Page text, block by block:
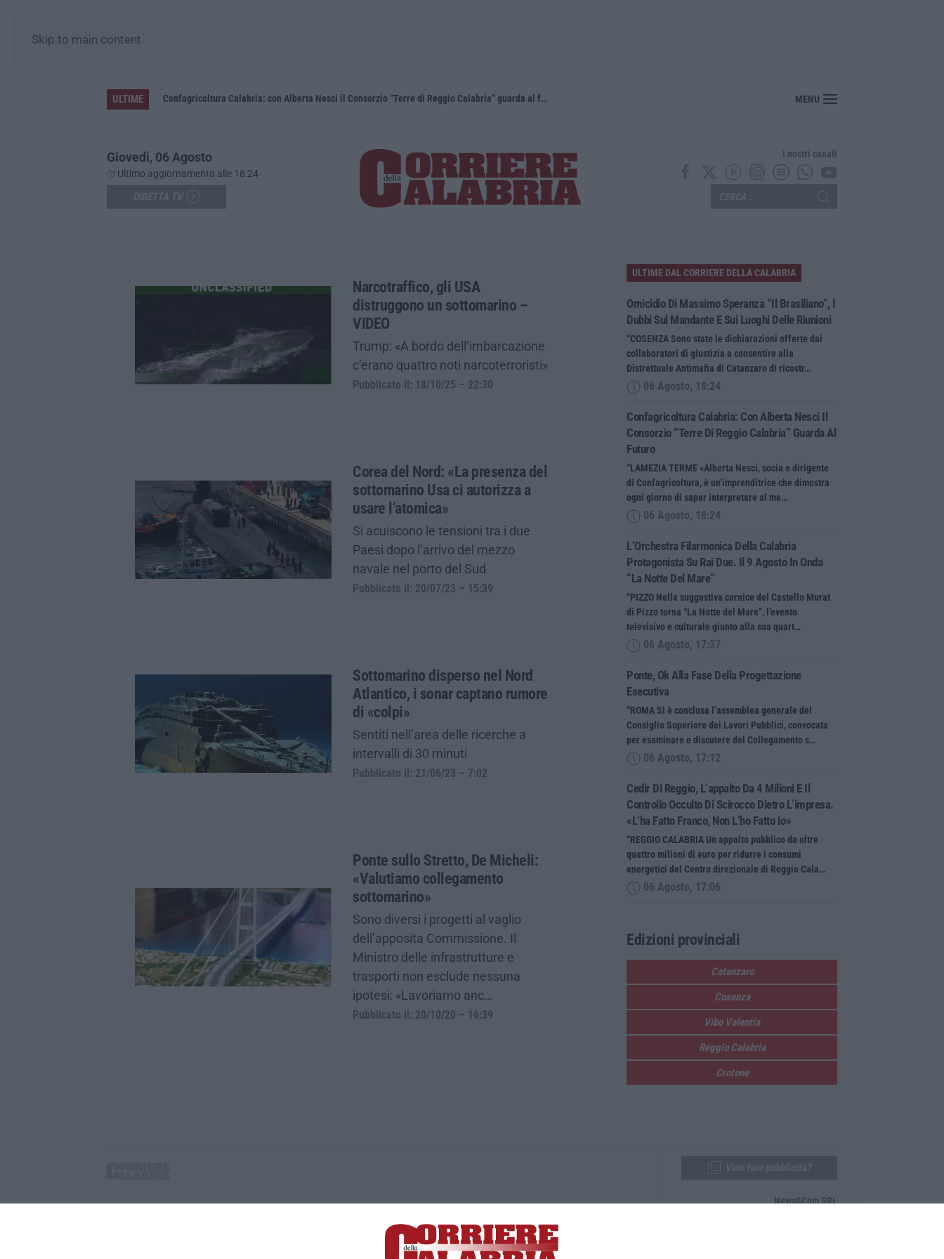
Skip to main content
ULTIME
e sui luoghi delle riunioni Confagricoltura Calabria: con Alberta Nesci il Consorzio “Terre di Reggio Calabria” guarda al futuro MENU
Giovedì, 06 Agosto
Ultimo aggiornamento alle 18:24
I nostri canali
Narcotraffico, gli USA
distruggono un sottomarino –
VIDEO
Trump: «A bordo dell’imbarcazione
c’erano quattro noti narcoterroristi»
Pubblicato il: 18/10/25 – 22:30
Corea del Nord: «La presenza del
sottomarino Usa ci autorizza a
usare l’atomica»
Si acuiscono le tensioni tra i due
Paesi dopo l’arrivo del mezzo
navale nel porto del Sud
Pubblicato il: 20/07/23 – 15:39
Sottomarino disperso nel Nord
Atlantico, i sonar captano rumore
di «colpi»
Sentiti nell’area delle ricerche a
intervalli di 30 minuti
Pubblicato il: 21/06/23 – 7:02
Ponte sullo Stretto, De Micheli:
«Valutiamo collegamento
sottomarino»
Sono diversi i progetti al vaglio
dell’apposita Commissione. Il
Ministro delle infrastrutture e
trasporti non esclude nessuna
ipotesi: «Lavoriamo anc…
Pubblicato il: 20/10/20 – 16:39
ULTIME DAL CORRIERE DELLA CALABRIA
Omicidio Di Massimo Speranza “il Brasiliano”, I
Dubbi Sul Mandante E Sui Luoghi Delle Riunioni
“COSENZA Sono state le dichiarazioni offerte dai
collaboratori di giustizia a consentire alla
Distrettuale Antimafia di Catanzaro di ricostr…
06 Agosto, 18:24
Confagricoltura Calabria: Con Alberta Nesci Il
Consorzio “Terre Di Reggio Calabria” Guarda Al
Futuro
“LAMEZIA TERME «Alberta Nesci, socia e dirigente
di Confagricoltura, è un’imprenditrice che dimostra
ogni giorno di saper interpretare al me…
06 Agosto, 18:24
L’Orchestra Filarmonica Della Calabria
Protagonista Su Rai Due. Il 9 Agosto In Onda
“La Notte Del Mare”
“PIZZO Nella suggestiva cornice del Castello Murat
di Pizzo torna “La Notte del Mare”, l’evento
televisivo e culturale giunto alla sua quart…
06 Agosto, 17:37
Ponte, Ok Alla Fase Della Progettazione
Esecutiva
“ROMA Si è conclusa l’assemblea generale del
Consiglio Superiore dei Lavori Pubblici, convocata
per esaminare e discutere del Collegamento s…
06 Agosto, 17:12
Cedir Di Reggio, L’appalto Da 4 Milioni E Il
Controllo Occulto Di Scirocco Dietro L’impresa.
«L’ha Fatto Franco, Non L’ho Fatto Io»
“REGGIO CALABRIA Un appalto pubblico da oltre
quattro milioni di euro per ridurre i consumi
energetici del Centro direzionale di Reggio Cala…
06 Agosto, 17:06
Edizioni provinciali
Catanzaro
Cosenza
Vibo Valentia
Reggio Calabria
Crotone
P.IVA. 03199620794, Via del mare 6/G, S.Eufemia, Lamezia Terme (CZ)
Iscrizione tribunale di Lamezia Terme 5/2011 - Direttore responsabile Paola Militano |Privacy
News&Com SRL